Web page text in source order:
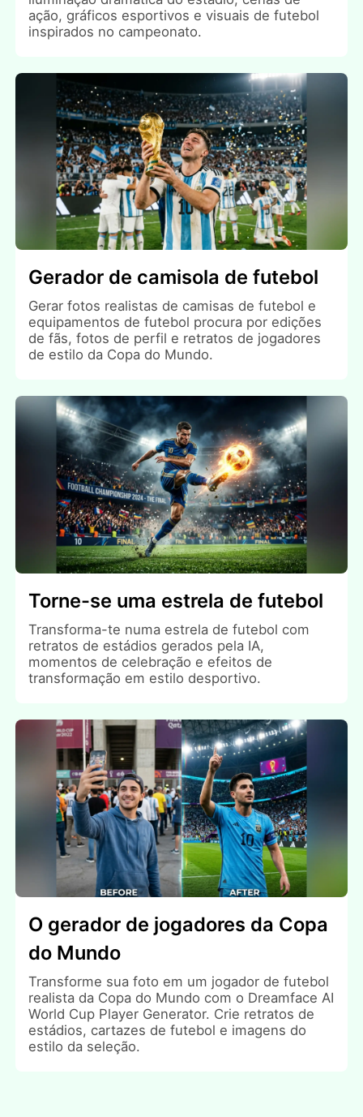
ação, gráficos esportivos e visuais de futebol
inspirados no campeonato.
Gerador de camisola de futebol
Gerar fotos realistas de camisas de futebol e
equipamentos de futebol procura por edições
de fãs, fotos de perfil e retratos de jogadores
de estilo da Copa do Mundo.
Torne-se uma estrela de futebol
Transforma-te numa estrela de futebol com
retratos de estádios gerados pela IA,
momentos de celebração e efeitos de
transformação em estilo desportivo.
O gerador de jogadores da Copa
do Mundo
Transforme sua foto em um jogador de futebol
realista da Copa do Mundo com o Dreamface AI
World Cup Player Generator. Crie retratos de
estádios, cartazes de futebol e imagens do
estilo da seleção.